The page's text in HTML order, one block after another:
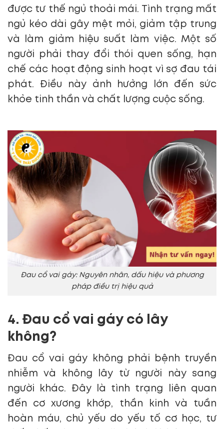
được tư thế ngủ thoải mái. Tình trạng mất
ngủ kéo dài gây mệt mỏi, giảm tập trung
và làm giảm hiệu suất làm việc. Một số
người phải thay đổi thói quen sống, hạn
chế các hoạt động sinh hoạt vì sợ đau tái
phát. Điều này ảnh hưởng lớn đến sức
khỏe tinh thần và chất lượng cuộc sống.
Đau cổ vai gáy: Nguyên nhân, dấu hiệu và phương
pháp điều trị hiệu quả
4. Đau cổ vai gáy có lây
không?
Đau cổ vai gáy không phải bệnh truyền
nhiễm và không lây từ người này sang
người khác. Đây là tình trạng liên quan
đến cơ xương khớp, thần kinh và tuần
hoàn máu, chủ yếu do yếu tố cơ học, tư